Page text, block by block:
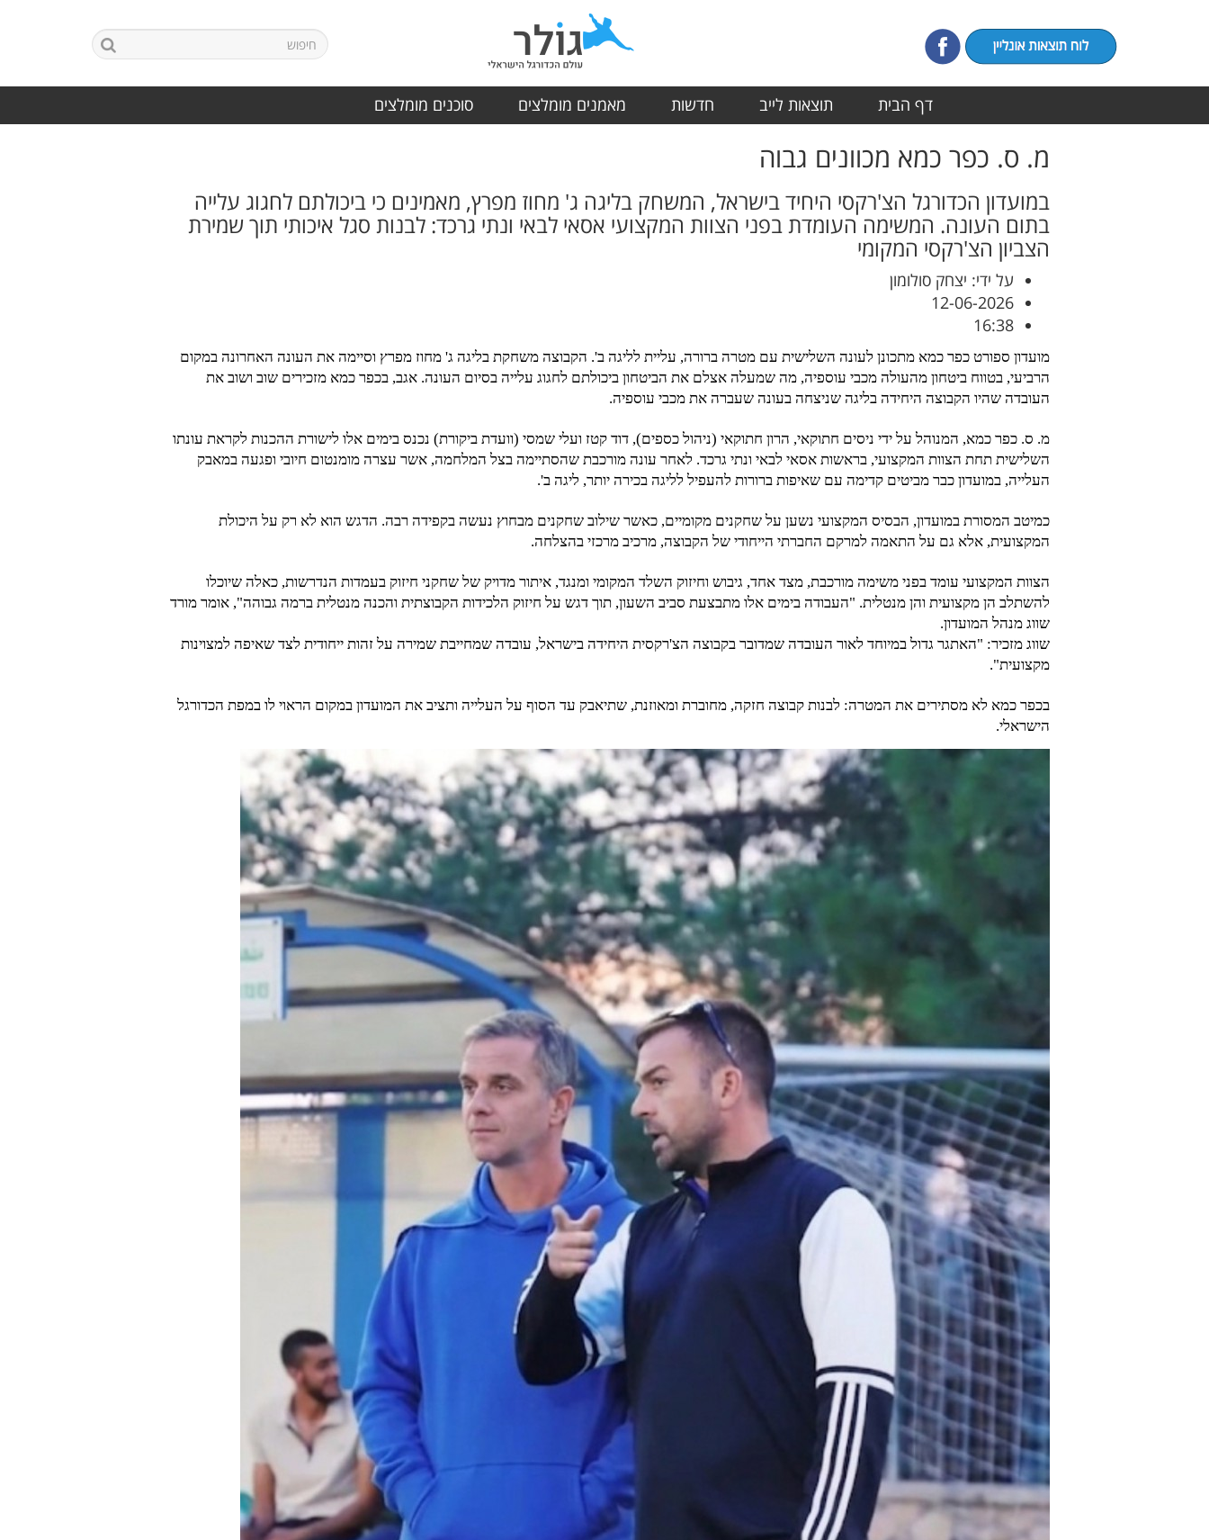
דף הבית תוצאות לייב חדשות מאמנים מומלצים סוכנים מומלצים
מ. ס. כפר כמא מכוונים גבוה
במועדון הכדורגל הצ'רקסי היחיד בישראל, המשחק בליגה ג' מחוז מפרץ, מאמינים כי ביכולתם לחגוג עלייה
בתום העונה. המשימה העומדת בפני הצוות המקצועי אסאי לבאי ונתי גרכד: לבנות סגל איכותי תוך שמירת
הצביון הצ'רקסי המקומי
על ידי: יצחק סולומון
12-06-2026
16:38
מועדון ספורט כפר כמא מתכונן לעונה השלישית עם מטרה ברורה, עליית לליגה ב'. הקבוצה משחקת בליגה ג' מחוז מפרץ וסיימה את העונה האחרונה במקום
הרביעי, בטווח ביטחון מהעולה מכבי עוספיה, מה שמעלה אצלם את הביטחון ביכולתם לחגוג עלייה בסיום העונה. אגב, בכפר כמא מזכירים שוב ושוב את
העובדה שהיו הקבוצה היחידה בליגה שניצחה בעונה שעברה את מכבי עוספיה.
מ. ס. כפר כמא, המנוהל על ידי ניסים חתוקאי, הרון חתוקאי (ניהול כספים), דוד קטז ועלי שמסי (וועדת ביקורת) נכנס בימים אלו לישורת ההכנות לקראת עונתו
השלישית תחת הצוות המקצועי, בראשות אסאי לבאי ונתי גרכד. לאחר עונה מורכבת שהסתיימה בצל המלחמה, אשר עצרה מומנטום חיובי ופגעה במאבק
העלייה, במועדון כבר מביטים קדימה עם שאיפות ברורות להעפיל לליגה בכירה יותר, ליגה ב'.
כמיטב המסורת במועדון, הבסיס המקצועי נשען על שחקנים מקומיים, כאשר שילוב שחקנים מבחוץ נעשה בקפידה רבה. הדגש הוא לא רק על היכולת
המקצועית, אלא גם על התאמה למרקם החברתי הייחודי של הקבוצה, מרכיב מרכזי בהצלחה.
הצוות המקצועי עומד בפני משימה מורכבת, מצד אחד, גיבוש וחיזוק השלד המקומי ומנגד, איתור מדויק של שחקני חיזוק בעמדות הנדרשות, כאלה שיוכלו
להשתלב הן מקצועית והן מנטלית. "העבודה בימים אלו מתבצעת סביב השעון, תוך דגש על חיזוק הלכידות הקבוצתית והכנה מנטלית ברמה גבוהה", אומר מורד
שווג מנהל המועדון.
שווג מזכיר: "האתגר גדול במיוחד לאור העובדה שמדובר בקבוצה הצ'רקסית היחידה בישראל, עובדה שמחייבת שמירה על זהות ייחודית לצד שאיפה למצוינות
מקצועית".
בכפר כמא לא מסתירים את המטרה: לבנות קבוצה חזקה, מחוברת ומאוזנת, שתיאבק עד הסוף על העלייה ותציב את המועדון במקום הראוי לו במפת הכדורגל
הישראלי.